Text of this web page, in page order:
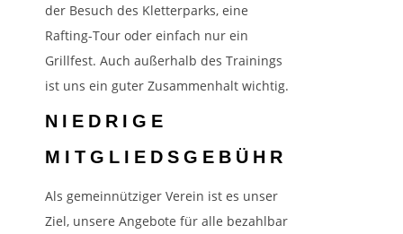
der Besuch des Kletterparks, eine
Rafting-Tour oder einfach nur ein
Grillfest. Auch außerhalb des Trainings
ist uns ein guter Zusammenhalt wichtig.
NIEDRIGE
MITGLIEDSGEBÜHR
Als gemeinnütziger Verein ist es unser
Ziel, unsere Angebote für alle bezahlbar